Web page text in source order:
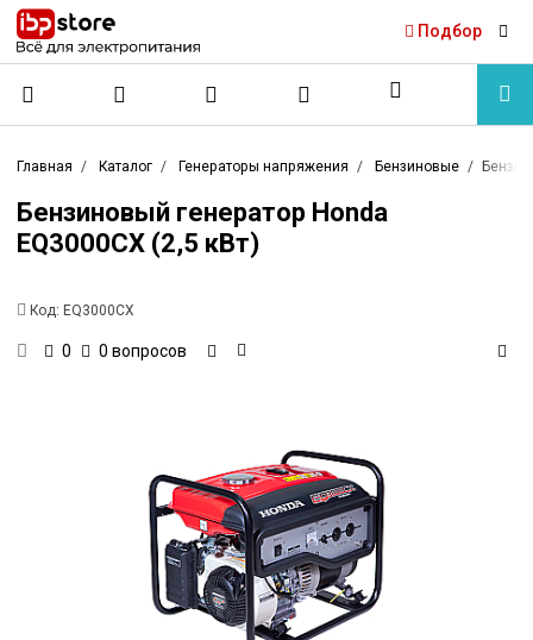
Подбор
Главная Каталог Генераторы напряжения Бензиновые
Бензиновый генератор Honda
EQ3000CX (2,5 кВт)
Код: EQ3000CX
0 0 вопросов